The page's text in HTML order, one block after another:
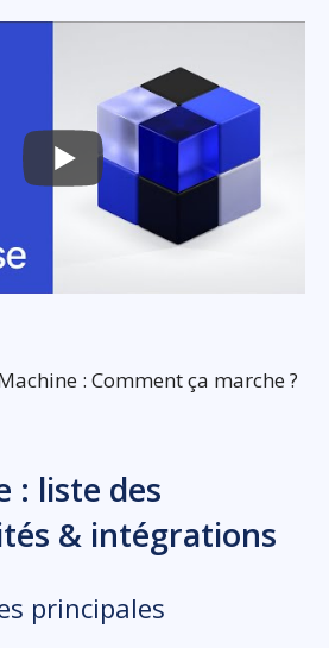
: Comment ça marche ?
: liste des
& intégrations
principales